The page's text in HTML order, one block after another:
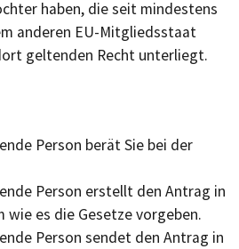
haben, die seit mindestens
anderen EU-Mitgliedsstaat
geltenden Recht unterliegt.
Person berät Sie bei der
Person erstellt den Antrag in
wie es die Gesetze vorgeben.
Person sendet den Antrag in